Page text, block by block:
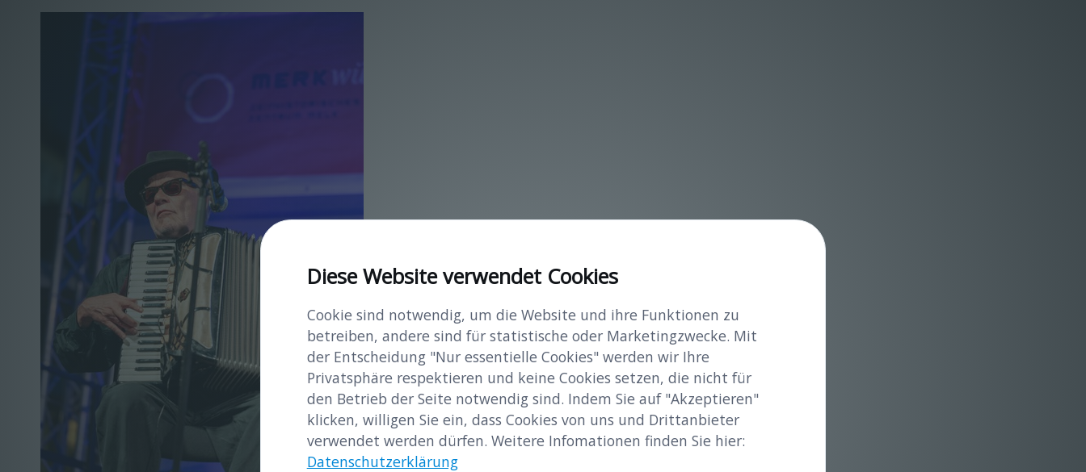
Diese Website verwendet Cookies
Cookie sind notwendig, um die Website und ihre Funktionen zu
betreiben, andere sind für statistische oder Marketingzwecke. Mit
der Entscheidung "Nur essentielle Cookies" werden wir Ihre
Privatsphäre respektieren und keine Cookies setzen, die nicht für
den Betrieb der Seite notwendig sind. Indem Sie auf "Akzeptieren"
klicken, willigen Sie ein, dass Cookies von uns und Drittanbieter
verwendet werden dürfen. Weitere Infomationen finden Sie hier:
Datenschutzerklärung